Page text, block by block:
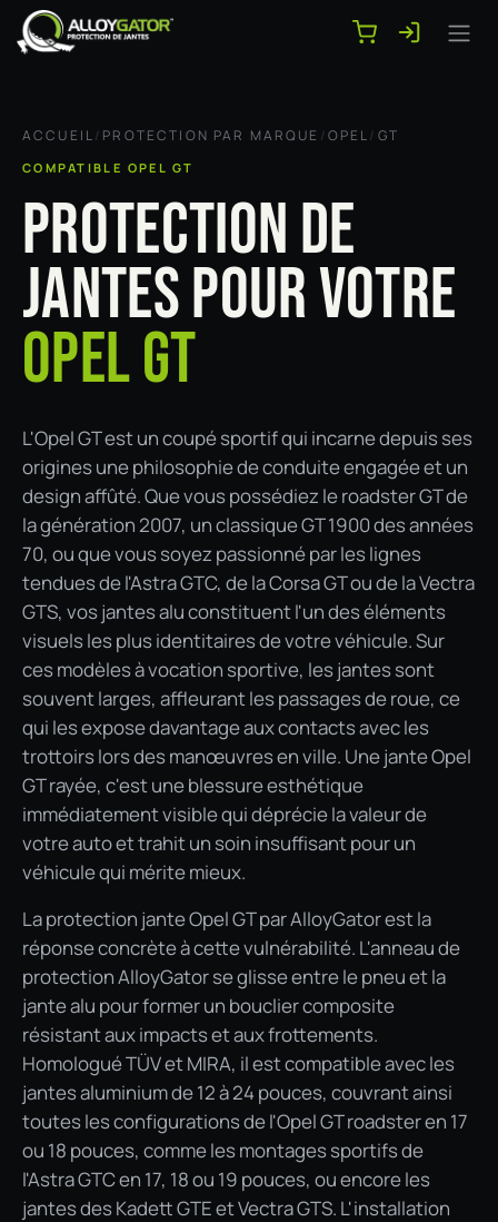
Se rendre au contenu
ACCUEIL/ PROTECTION PAR MARQUE /OPEL/ GT
COMPATIBLE OPEL GT
PROTECTION DE
JANTES POUR VOTRE
OPEL GT
L'Opel GT est un coupé sportif qui incarne depuis ses
origines une philosophie de conduite engagée et un
design affûté. Que vous possédiez le roadster GT de
la génération 2007, un classique GT 1900 des années
70, ou que vous soyez passionné par les lignes
tendues de l'Astra GTC, de la Corsa GT ou de la Vectra
GTS, vos jantes alu constituent l'un des éléments
visuels les plus identitaires de votre véhicule. Sur
ces modèles à vocation sportive, les jantes sont
souvent larges, affleurant les passages de roue, ce
qui les expose davantage aux contacts avec les
trottoirs lors des manœuvres en ville. Une jante Opel
GT rayée, c'est une blessure esthétique
immédiatement visible qui déprécie la valeur de
votre auto et trahit un soin insuffisant pour un
véhicule qui mérite mieux.
La protection jante Opel GT par AlloyGator est la
réponse concrète à cette vulnérabilité. L'anneau de
protection AlloyGator se glisse entre le pneu et la
jante alu pour former un bouclier composite
résistant aux impacts et aux frottements.
Homologué TÜV et MIRA, il est compatible avec les
jantes aluminium de 12 à 24 pouces, couvrant ainsi
toutes les configurations de l'Opel GT roadster en 17
ou 18 pouces, comme les montages sportifs de
l'Astra GTC en 17, 18 ou 19 pouces, ou encore les
jantes des Kadett GTE et Vectra GTS. L'installation